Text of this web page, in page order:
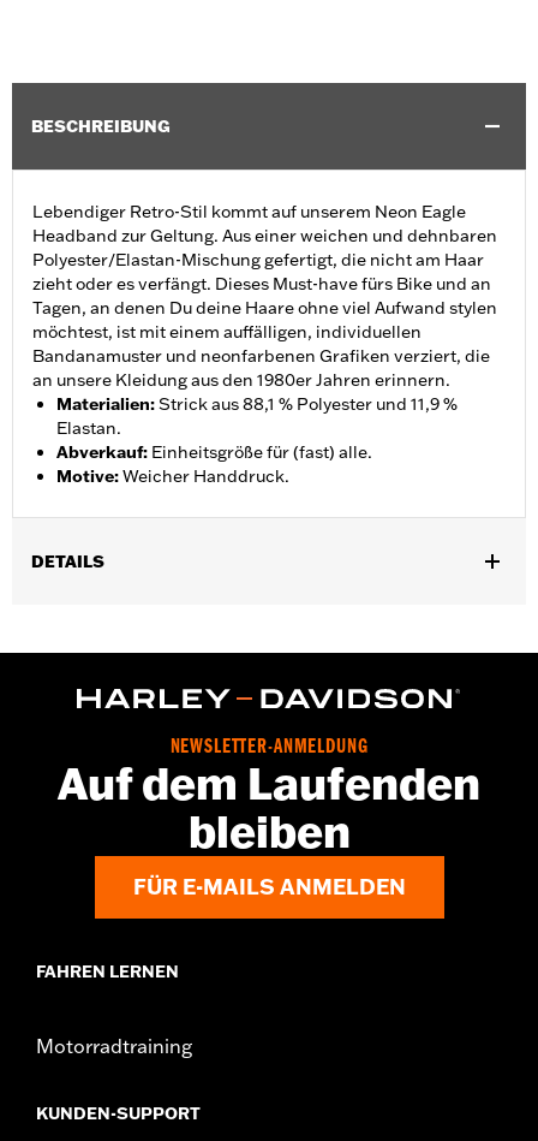
BESCHREIBUNG
Lebendiger Retro-Stil kommt auf unserem Neon Eagle
Headband zur Geltung. Aus einer weichen und dehnbaren
Polyester/Elastan-Mischung gefertigt, die nicht am Haar
zieht oder es verfängt. Dieses Must-have fürs Bike und an
Tagen, an denen Du deine Haare ohne viel Aufwand stylen
möchtest, ist mit einem auffälligen, individuellen
Bandanamuster und neonfarbenen Grafiken verziert, die
an unsere Kleidung aus den 1980er Jahren erinnern.
Materialien:Strick aus 88,1 % Polyester und 11,9 %
Elastan.
Abverkauf: Einheitsgröße für (fast) alle.
Motive:Weicher Handdruck.
DETAILS
GARANTIE:2 Jahre beschränkte Garantie – Aufwww.h-
Herkunft:Importiert
NEWSLETTER-ANMELDUNG
Auf dem Laufenden
bleiben
FÜR E-MAILS ANMELDEN
FAHREN LERNEN
Motorradtraining
KUNDEN-SUPPORT